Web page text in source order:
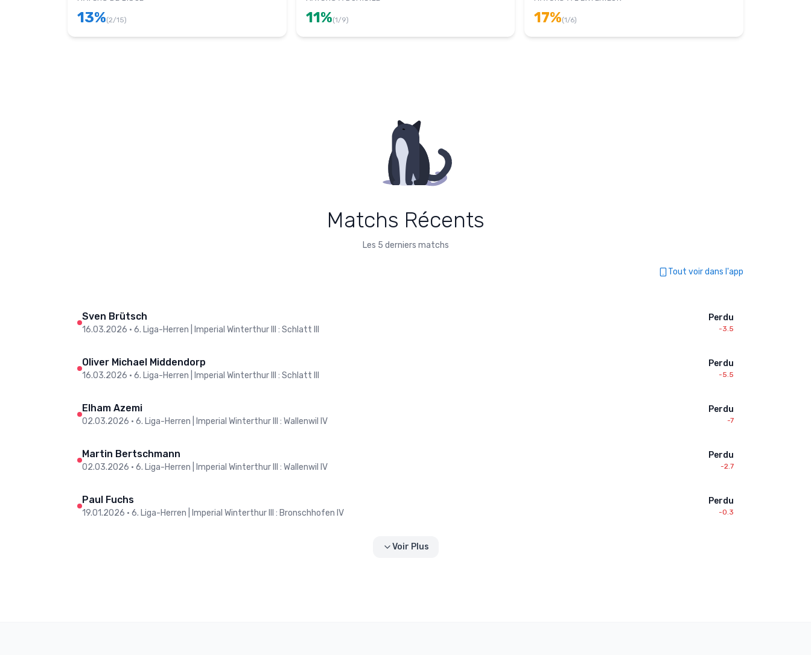
13%(2/15) 11%(1/9) 17%(1/6)
Matchs Récents
Les 5 derniers matchs
Tout voir dans l'app
Sven Brütsch
16.03.2026 • 6. Liga-Herren | Imperial Winterthur III : Schlatt III
Perdu
-3.5
Oliver Michael Middendorp
16.03.2026 • 6. Liga-Herren | Imperial Winterthur III : Schlatt III
Perdu
-5.5
Elham Azemi
02.03.2026 • 6. Liga-Herren | Imperial Winterthur III : Wallenwil IV
Perdu
-7
Martin Bertschmann
02.03.2026 • 6. Liga-Herren | Imperial Winterthur III : Wallenwil IV
Perdu
-2.7
Paul Fuchs
19.01.2026 • 6. Liga-Herren | Imperial Winterthur III : Bronschhofen IV
Perdu
-0.3
Voir Plus